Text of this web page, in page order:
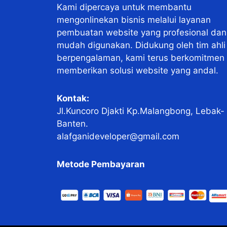
Kami dipercaya untuk membantu
mengonlinekan bisnis melalui layanan
pembuatan website yang profesional dan
mudah digunakan. Didukung oleh tim ahli
berpengalaman, kami terus berkomitmen
memberikan solusi website yang andal.
Kontak:
Jl.Kuncoro Djakti Kp.Malangbong, Lebak-
Banten.
alafganideveloper@gmail.com
Metode Pembayaran